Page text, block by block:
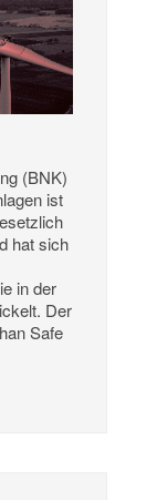
(BNK)
ist
hat sich
in der
Der
Safe